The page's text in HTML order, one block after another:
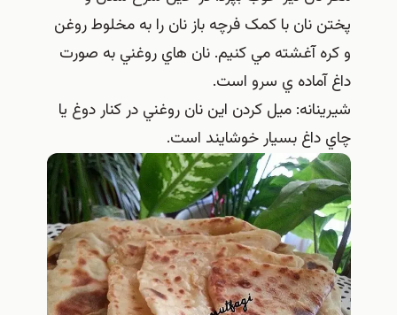
پختن نان با کمک فرچه باز نان را به مخلوط روغن
و کره آغشته مي کنيم. نان هاي روغني به صورت
داغ آماده ي سرو است.
شيرينانه: ميل کردن اين نان روغني در کنار دوغ يا
چاي داغ بسيار خوشايند است.